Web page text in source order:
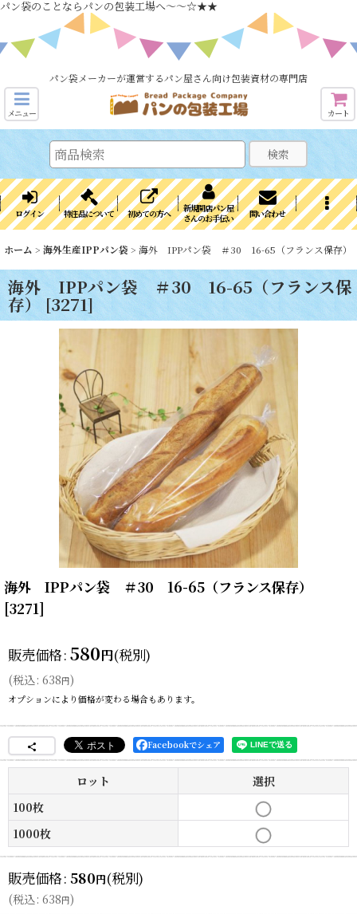
パン袋のことならパンの包装工場へ～～☆★★
パン袋メーカーが運営するパン屋さん向け包装資材の専門店
メニュー カート
検索
ログイン 特注品について 初めての方へ
新規開店パン屋
さんのお手伝い
問い合わせ
ホーム > 海外生産IPPパン袋 > 海外 IPPパン袋 ＃30 16-65（フランス保存）
海外 IPPパン袋 ＃30 16-65（フランス保
存） [3271]
海外 IPPパン袋 ＃30 16-65（フランス保存）
[3271]
販売価格: 580円(税別)
(税込: 638円)
オプションにより価格が変わる場合もあります。
Facebookでシェア
ロット
選択
100枚
1000枚
販売価格: 580円(税別)
(税込: 638円)